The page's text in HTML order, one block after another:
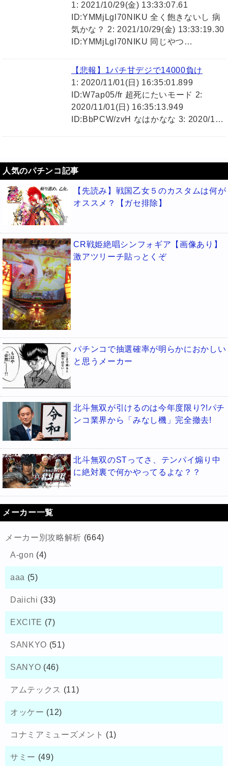
1: 2021/10/29(金) 13:33:07.61
ID:YMMjLgl70NIKU 全く飽きないし 病
気かな？ 2: 2021/10/29(金) 13:33:19.30
ID:YMMjLgl70NIKU 同じやつ…
【悲報】1パチ甘デジで14000負け
1: 2020/11/01(日) 16:35:01.899
ID:W7ap05/fr 超死にたいモード 2:
2020/11/01(日) 16:35:13.949
ID:BbPCW/zvH なはかなな 3: 2020/1…
人気のパチンコ記事
【先読み】戦国乙女５のカスタムは何が
オススメ？【ガセ排除】
CR戦姫絶唱シンフォギア【画像あり】
激アツリーチ貼っとくぞ
パチンコで抽選確率が明らかにおかしい
と思うメーカー
北斗無双が引けるのは今年度限り?!パチ
ンコ業界から「みなし機」完全撤去!
北斗無双のSTってさ、テンパイ煽り中
に絶対裏で何かやってるよな？？
メーカー一覧
メーカー別攻略解析 (664)
A-gon (4)
aaa (5)
Daiichi (33)
EXCITE (7)
SANKYO (51)
SANYO (46)
アムテックス (11)
オッケー (12)
コナミアミューズメント (1)
サミー (49)